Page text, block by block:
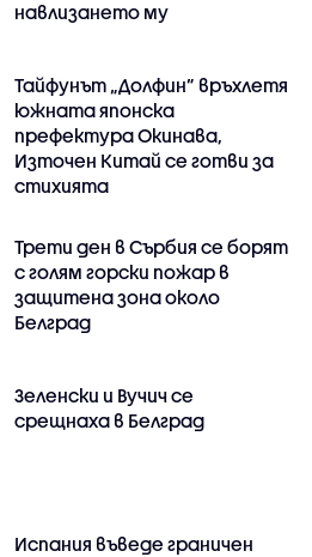
навлизането му
Тайфунът „Долфин” връхлетя
южната японска
префектура Окинава,
Източен Китай се готви за
стихията
Трети ден в Сърбия се борят
с голям горски пожар в
защитена зона около
Белград
Зеленски и Вучич се
срещнаха в Белград
Испания въведе граничен